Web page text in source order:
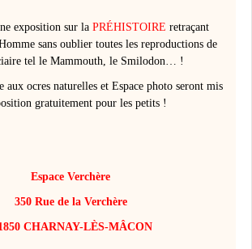
exposition sur la PRÉHISTOIRE retraçant
sans oublier toutes les reproductions de
tel le Mammouth, le Smilodon… !
aux ocres naturelles et Espace photo seront mis
gratuitement pour les petits !
Espace Verchère
350 Rue de la Verchère
CHARNAY-LÈS-MÂCON